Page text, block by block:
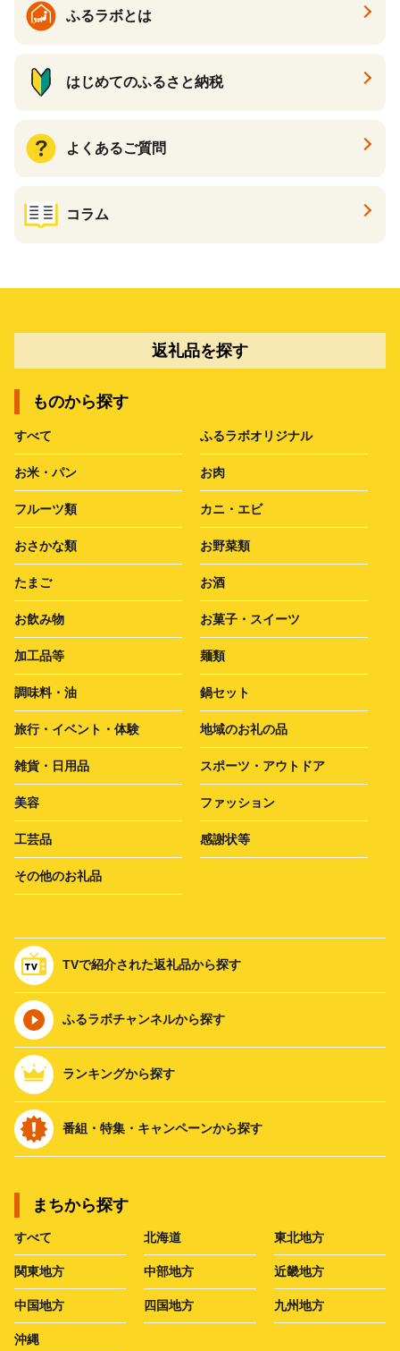
ふるラボとは
はじめてのふるさと納税
よくあるご質問
コラム
返礼品を探す
ものから探す
すべて ふるラボオリジナル
お米・パン お肉
フルーツ類 カニ・エビ
おさかな類 お野菜類
たまご お酒
お飲み物 お菓子・スイーツ
加工品等 麺類
調味料・油 鍋セット
旅行・イベント・体験 地域のお礼の品
雑貨・日用品 スポーツ・アウトドア
美容 ファッション
工芸品 感謝状等
その他のお礼品
TVで紹介された返礼品から探す
ふるラボチャンネルから探す
ランキングから探す
番組・特集・キャンペーンから探す
まちから探す
すべて 北海道 東北地方
関東地方 中部地方 近畿地方
中国地方 四国地方 九州地方
沖縄